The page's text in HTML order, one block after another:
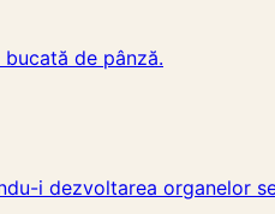
de pânză.
i dezvoltarea organelor